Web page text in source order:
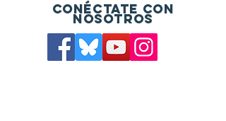
Conéctate con
nosotros